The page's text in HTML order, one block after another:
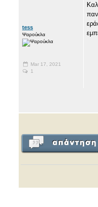
tess
Ψαρούκλα
Mar 17, 2021
1